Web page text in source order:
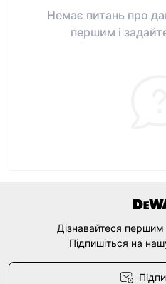
Немає питань про
першим і
Дізнавайтеся першим
Підпишіться на